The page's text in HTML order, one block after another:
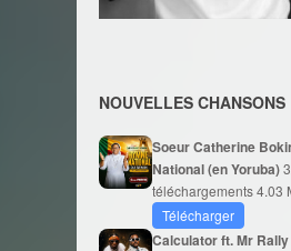
NOUVELLES CHANSONS
Soeur Catherine
National (en Yoruba)
téléchargements4.03
Télécharger
Calculator ft. Mr Rally